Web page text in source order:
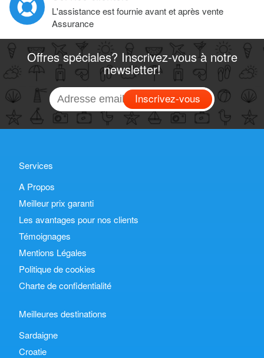
L'assistance est fournie avant et après vente
Assurance
Offres spéciales? Inscrivez-vous à notre
newsletter!
Inscrivez-vous
Services
A Propos
Meilleur prix garanti
Les avantages pour nos clients
Témoignages
Mentions Légales
Politique de cookies
Charte de confidentialité
Meilleures destinations
Sardaigne
Croatie